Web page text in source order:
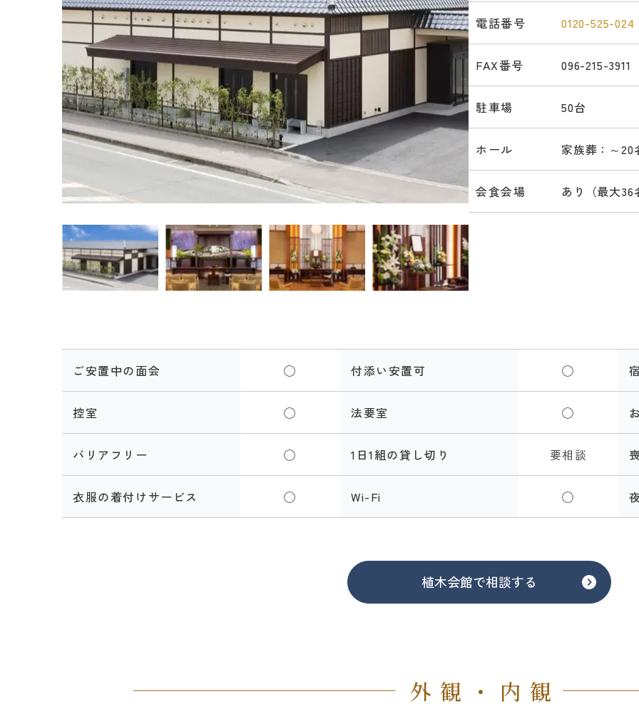
img src="" alt="" />
電話番号 0120-525-024
FAX番号 096-215-3911
駐車場 50台
ホール 家族葬：～
会食会場 あり（最大
ご安置中の面会 ◯ 付添い安置可 ◯
控室 ◯ 法要室 ◯
バリアフリー ◯ 1日1組の貸し切り 要相談
衣服の着付けサービス ◯ Wi-Fi ◯
植木会館で相談する
外観・内観